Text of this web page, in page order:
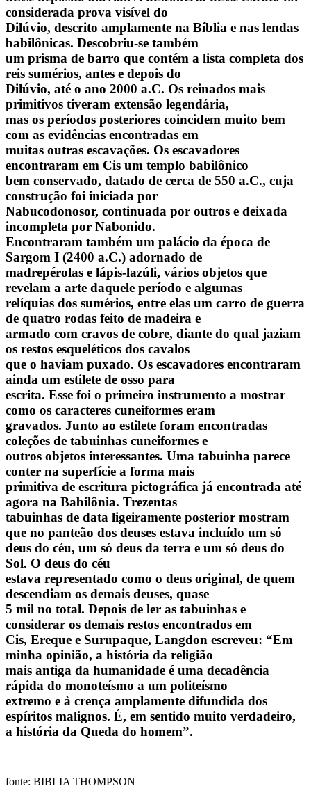
considerada prova visível do
Dilúvio, descrito amplamente na Bíblia e nas lendas
babilônicas. Descobriu-se também
um prisma de barro que contém a lista completa dos
reis sumérios, antes e depois do
Dilúvio, até o ano 2000 a.C. Os reinados mais
primitivos tiveram extensão legendária,
mas os períodos posteriores coincidem muito bem
com as evidências encontradas em
muitas outras escavações. Os escavadores
encontraram em Cis um templo babilônico
bem conservado, datado de cerca de 550 a.C., cuja
construção foi iniciada por
Nabucodonosor, continuada por outros e deixada
incompleta por Nabonido.
Encontraram também um palácio da época de
Sargom I (2400 a.C.) adornado de
madrepérolas e lápis-lazúli, vários objetos que
revelam a arte daquele período e algumas
relíquias dos sumérios, entre elas um carro de guerra
de quatro rodas feito de madeira e
armado com cravos de cobre, diante do qual jaziam
os restos esqueléticos dos cavalos
que o haviam puxado. Os escavadores encontraram
ainda um estilete de osso para
escrita. Esse foi o primeiro instrumento a mostrar
como os caracteres cuneiformes eram
gravados. Junto ao estilete foram encontradas
coleções de tabuinhas cuneiformes e
outros objetos interessantes. Uma tabuinha parece
conter na superfície a forma mais
primitiva de escritura pictográfica já encontrada até
agora na Babilônia. Trezentas
tabuinhas de data ligeiramente posterior mostram
que no panteão dos deuses estava incluído um só
deus do céu, um só deus da terra e um só deus do
Sol. O deus do céu
estava representado como o deus original, de quem
descendiam os demais deuses, quase
5 mil no total. Depois de ler as tabuinhas e
considerar os demais restos encontrados em
Cis, Ereque e Surupaque, Langdon escreveu: “Em
minha opinião, a história da religião
mais antiga da humanidade é uma decadência
rápida do monoteísmo a um politeísmo
extremo e à crença amplamente difundida dos
espíritos malignos. É, em sentido muito verdadeiro,
a história da Queda do homem”.
fonte: BIBLIA THOMPSON